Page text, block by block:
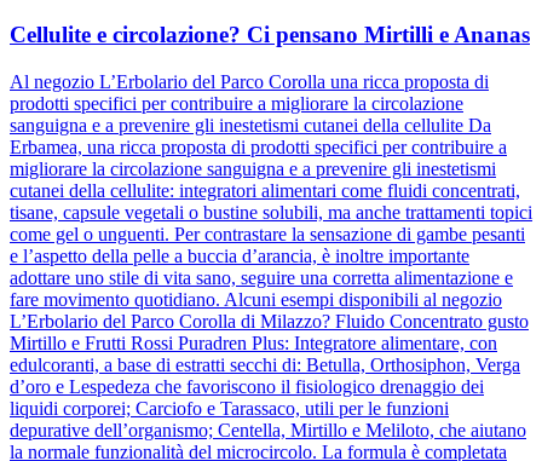
Cellulite e circolazione? Ci pensano Mirtilli e Ananas
Al negozio L’Erbolario del Parco Corolla una ricca proposta di
prodotti specifici per contribuire a migliorare la circolazione
sanguigna e a prevenire gli inestetismi cutanei della cellulite Da
Erbamea, una ricca proposta di prodotti specifici per contribuire a
migliorare la circolazione sanguigna e a prevenire gli inestetismi
cutanei della cellulite: integratori alimentari come fluidi concentrati,
tisane, capsule vegetali o bustine solubili, ma anche trattamenti topici
come gel o unguenti. Per contrastare la sensazione di gambe pesanti
e l’aspetto della pelle a buccia d’arancia, è inoltre importante
adottare uno stile di vita sano, seguire una corretta alimentazione e
fare movimento quotidiano. Alcuni esempi disponibili al negozio
L’Erbolario del Parco Corolla di Milazzo? Fluido Concentrato gusto
Mirtillo e Frutti Rossi Puradren Plus: Integratore alimentare, con
edulcoranti, a base di estratti secchi di: Betulla, Orthosiphon, Verga
d’oro e Lespedeza che favoriscono il fisiologico drenaggio dei
liquidi corporei; Carciofo e Tarassaco, utili per le funzioni
depurative dell’organismo; Centella, Mirtillo e Meliloto, che aiutano
la normale funzionalità del microcircolo. La formula è completata